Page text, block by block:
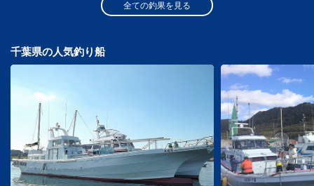
全ての釣果を見る
千葉県の人気釣り船